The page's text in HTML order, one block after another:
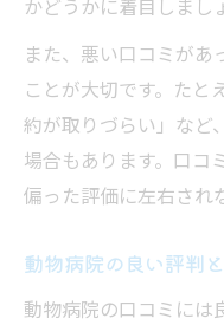
かどうかに着目しまし
また、悪い口コミがあ
ことが大切です。たと
約が取りづらい」など
場合もあります。口コ
偏った評価に左右され
動物病院の良い評判
動物病院の口コミには